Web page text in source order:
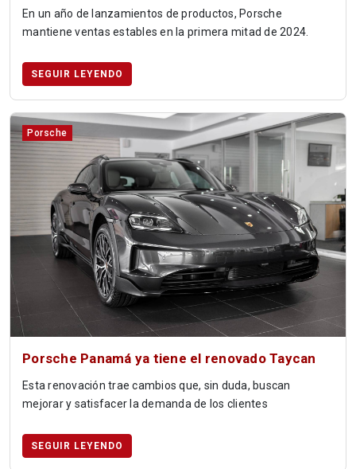
En un año de lanzamientos de productos, Porsche
mantiene ventas estables en la primera mitad de 2024.
SEGUIR LEYENDO
Porsche
Porsche Panamá ya tiene el renovado Taycan
Esta renovación trae cambios que, sin duda, buscan
mejorar y satisfacer la demanda de los clientes
SEGUIR LEYENDO